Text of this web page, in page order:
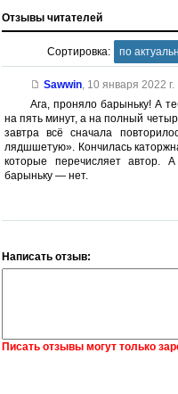
Отзывы читателей
Сортировка: по
Sawwin, 10 января 2022 г.
Ага, проняло барыньку! А
на пять минут, а на полный
завтра всё сначала
лядшшетую». Кончилась
которые перечисляет автор.
барыньку — нет.
Написать отзыв:
Писать отзывы могут только